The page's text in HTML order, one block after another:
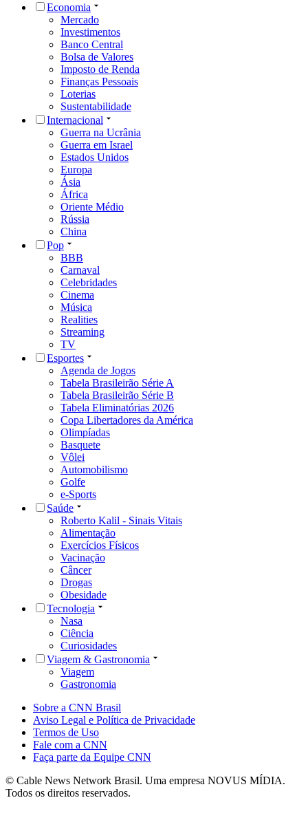
Economia
Mercado
Investimentos
Banco Central
Bolsa de Valores
Imposto de Renda
Finanças Pessoais
Loterias
Sustentabilidade
Internacional
Guerra na Ucrânia
Guerra em Israel
Estados Unidos
Europa
Ásia
África
Oriente Médio
Rússia
China
Pop
BBB
Carnaval
Celebridades
Cinema
Música
Realities
Streaming
TV
Esportes
Agenda de Jogos
Tabela Brasileirão Série A
Tabela Brasileirão Série B
Tabela Eliminatórias 2026
Copa Libertadores da América
Olimpíadas
Basquete
Vôlei
Automobilismo
Golfe
e-Sports
Saúde
Roberto Kalil - Sinais Vitais
Alimentação
Exercícios Físicos
Vacinação
Câncer
Drogas
Obesidade
Tecnologia
Nasa
Ciência
Curiosidades
Viagem & Gastronomia
Viagem
Gastronomia
Sobre a CNN Brasil
Aviso Legal e Política de Privacidade
Termos de Uso
Fale com a CNN
Faça parte da Equipe CNN
© Cable News Network Brasil. Uma empresa NOVUS MÍDIA.
Todos os direitos reservados.